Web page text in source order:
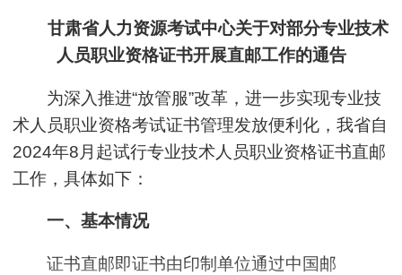
甘肃省人力资源考试中心关于对部分专业技术
人员职业资格证书开展直邮工作的通告
为深入推进“放管服”改革，进一步实现专业技
术人员职业资格考试证书管理发放便利化，我省自
2024年8月起试行专业技术人员职业资格证书直邮
工作，具体如下：
一、基本情况
证书直邮即证书由印制单位通过中国邮